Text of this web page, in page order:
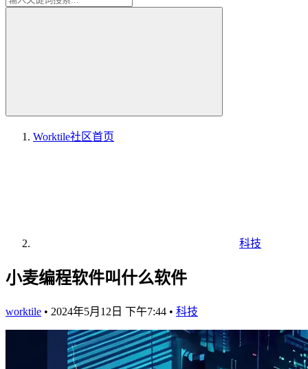
Worktile社区首页
科技
小麦编程软件叫什么软件
worktile • 2024年5月12日 下午7:44 • 科技